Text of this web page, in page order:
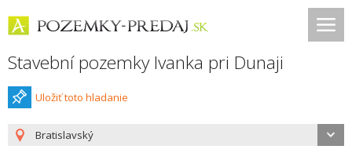
Stavební pozemky Ivanka pri Dunaji
Uložiť toto hladanie
Bratislavský